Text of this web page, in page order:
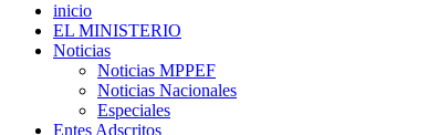
inicio
EL MINISTERIO
Noticias
Noticias MPPEF
Noticias Nacionales
Especiales
Entes Adscritos